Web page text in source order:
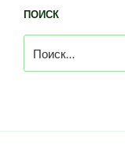
ПОИСК